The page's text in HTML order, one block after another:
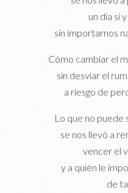
un día sí
sin importarnos
Cómo cambiar el
sin desviar el
a riesgo de
Lo que no puede
se nos llevó a
vencer el
y a quién le
de